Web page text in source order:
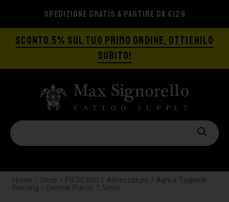
SPEDIZIONE GRATIS A PARTIRE DA €129
SCONTO 5% SUL TUO PRIMO ORDINE, OTTIENILO
SUBITO!
Home / Shop / PIERCING / Attrezzature / Aghi e Taglienti
Piercing / Dermal Punch 1,5mm